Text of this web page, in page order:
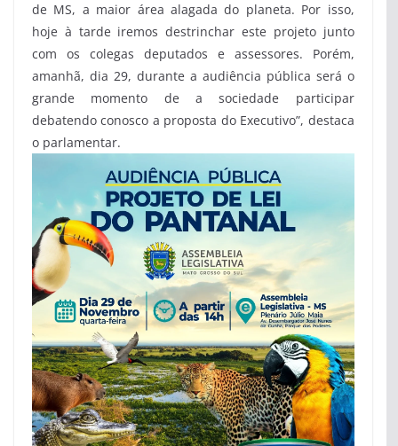
de MS, a maior área alagada do planeta. Por isso,
hoje à tarde iremos destrinchar este projeto junto
com os colegas deputados e assessores. Porém,
amanhã, dia 29, durante a audiência pública será o
grande momento de a sociedade participar
debatendo conosco a proposta do Executivo”, destaca
o parlamentar.